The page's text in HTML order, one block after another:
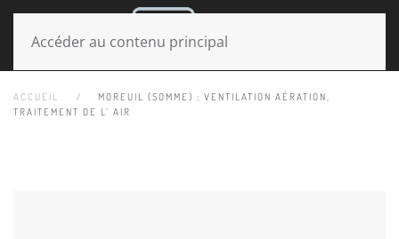
Accéder au contenu principal
ACCUEIL
MOREUIL (SOMME) : VENTILATION AÉRATION,
TRAITEMENT DE L’ AIR